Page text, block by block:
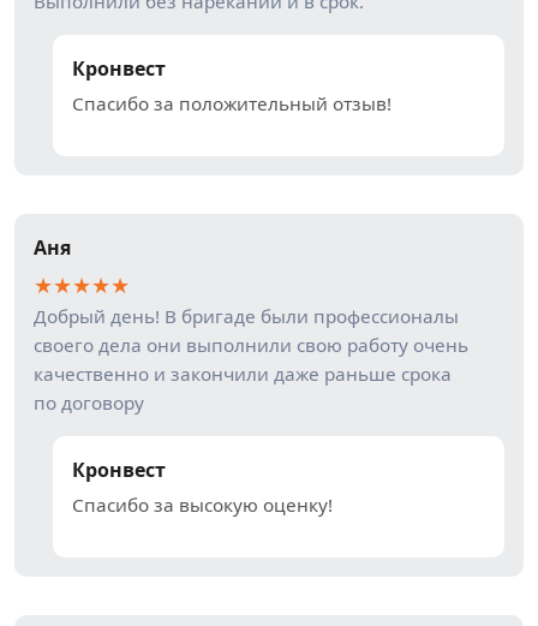
Кронвест
Спасибо за положительный отзыв!
Аня
★★★★★
Добрый день! В бригаде были профессионалы
своего дела они выполнили свою работу очень
качественно и закончили даже раньше срока
по договору
Кронвест
Спасибо за высокую оценку!